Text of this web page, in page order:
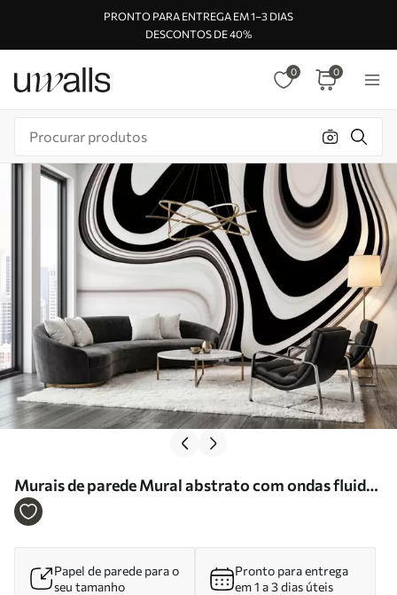
PRONTO PARA ENTREGA EM 1–3 DIAS
DESCONTOS DE 40%
0 0
Murais de parede Mural abstrato com ondas fluidas
a preto e branco num estilo minimalista moderno
Papel de parede para o
seu tamanho
Pronto para entrega
em 1 a 3 dias úteis